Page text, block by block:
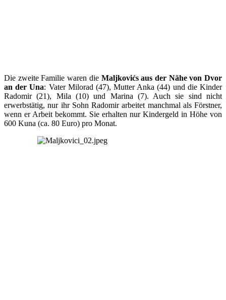
Die zweite Familie waren die Maljkovićs aus der Nähe von Dvor
an der Una: Vater Milorad (47), Mutter Anka (44) und die Kinder
Radomir (21), Mila (10) und Marina (7). Auch sie sind nicht
erwerbstätig, nur ihr Sohn Radomir arbeitet manchmal als Förstner,
wenn er Arbeit bekommt. Sie erhalten nur Kindergeld in Höhe von
600 Kuna (ca. 80 Euro) pro Monat.